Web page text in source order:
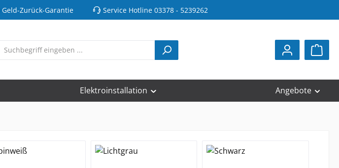
Geld-Zurück-Garantie Service Hotline 03378 - 5239262
Elektroinstallation Angebote